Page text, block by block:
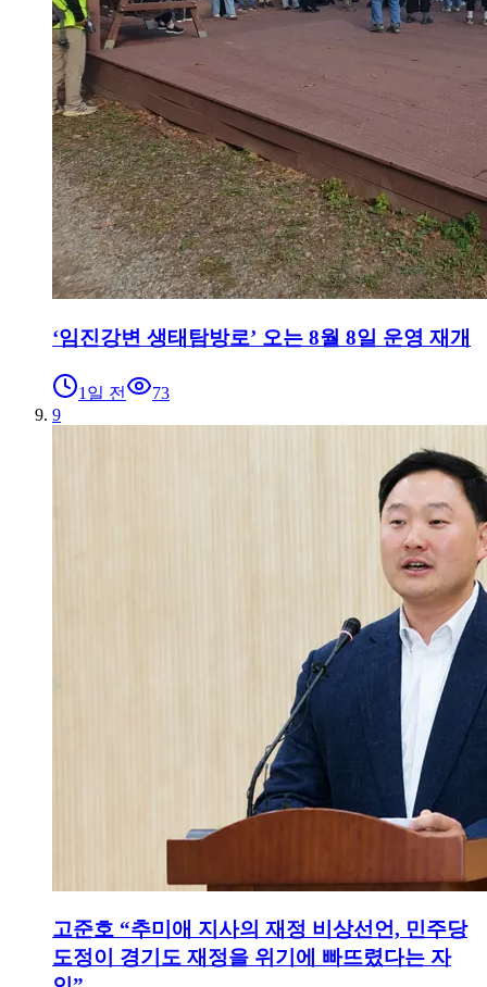
‘임진강변 생태탐방로’ 오는 8월 8일 운영 재개
1일 전
73
9
고준호 “추미애 지사의 재정 비상선언, 민주당
도정이 경기도 재정을 위기에 빠뜨렸다는 자